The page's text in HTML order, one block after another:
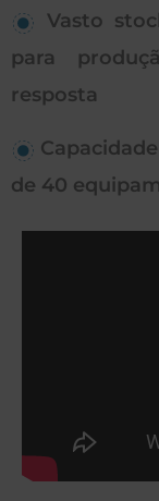
Vasto
para
resposta
de 40